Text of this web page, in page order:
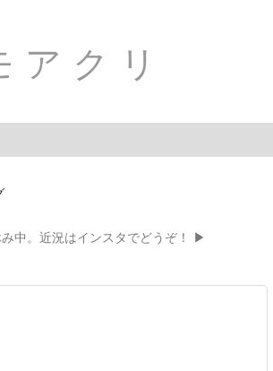
アクリ
中。近況はインスタでどうぞ！ ▶